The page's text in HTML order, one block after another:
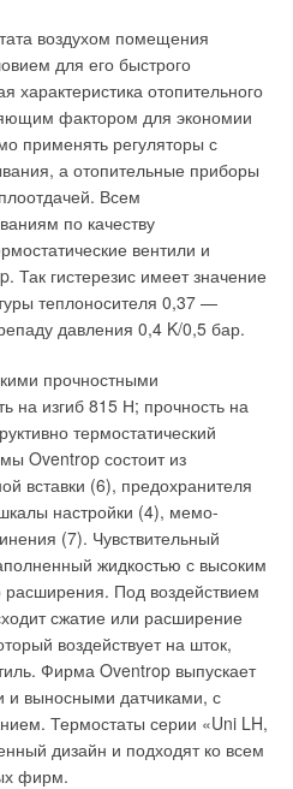
воздухом помещения
для его быстрого
характеристика отопительного
фактором для экономии
применять регуляторы с
а отопительные приборы
Всем
по качеству
вентили и
гистерезис имеет значение
теплоносителя 0,37 —
давления 0,4 K/0,5 бар.
прочностными
на изгиб 815 Н; прочность на
термостатический
Oventrop состоит из
вставки (6), предохранителя
настройки (4), мемо-
(7). Чувствительный
жидкостью с высоким
Под воздействием
сжатие или расширение
воздействует на шток,
Фирма Oventrop выпускает
и выносными датчиками, с
Термостаты серии «Uni LH,
дизайн и подходят ко всем
фирм.